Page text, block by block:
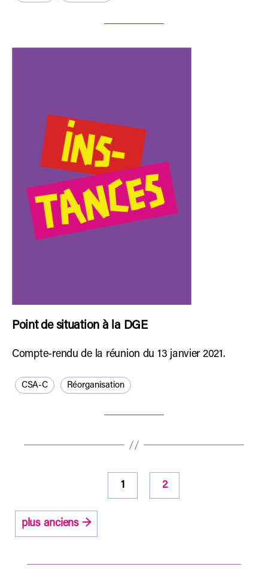
Point de situation à la DGE
Compte-rendu de la réunion du 13 janvier 2021.
CSA-C Réorganisation
publications
1 2
plus anciens →